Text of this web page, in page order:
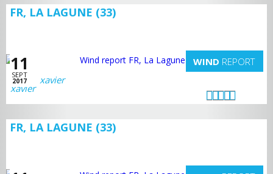
FR, LA LAGUNE (33)
11
SEPT
2017
WIND REPORT
xavier
FR, LA LAGUNE (33)